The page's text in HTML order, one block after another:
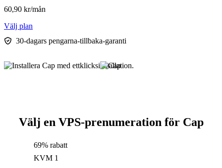
60,90 kr/mån
Välj plan
30-dagars pengarna-tillbaka-garanti
Välj en VPS-prenumeration för Cap
69% rabatt
KVM 1